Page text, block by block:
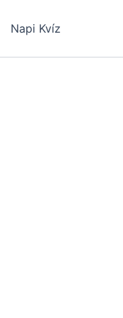
Napi Kvíz